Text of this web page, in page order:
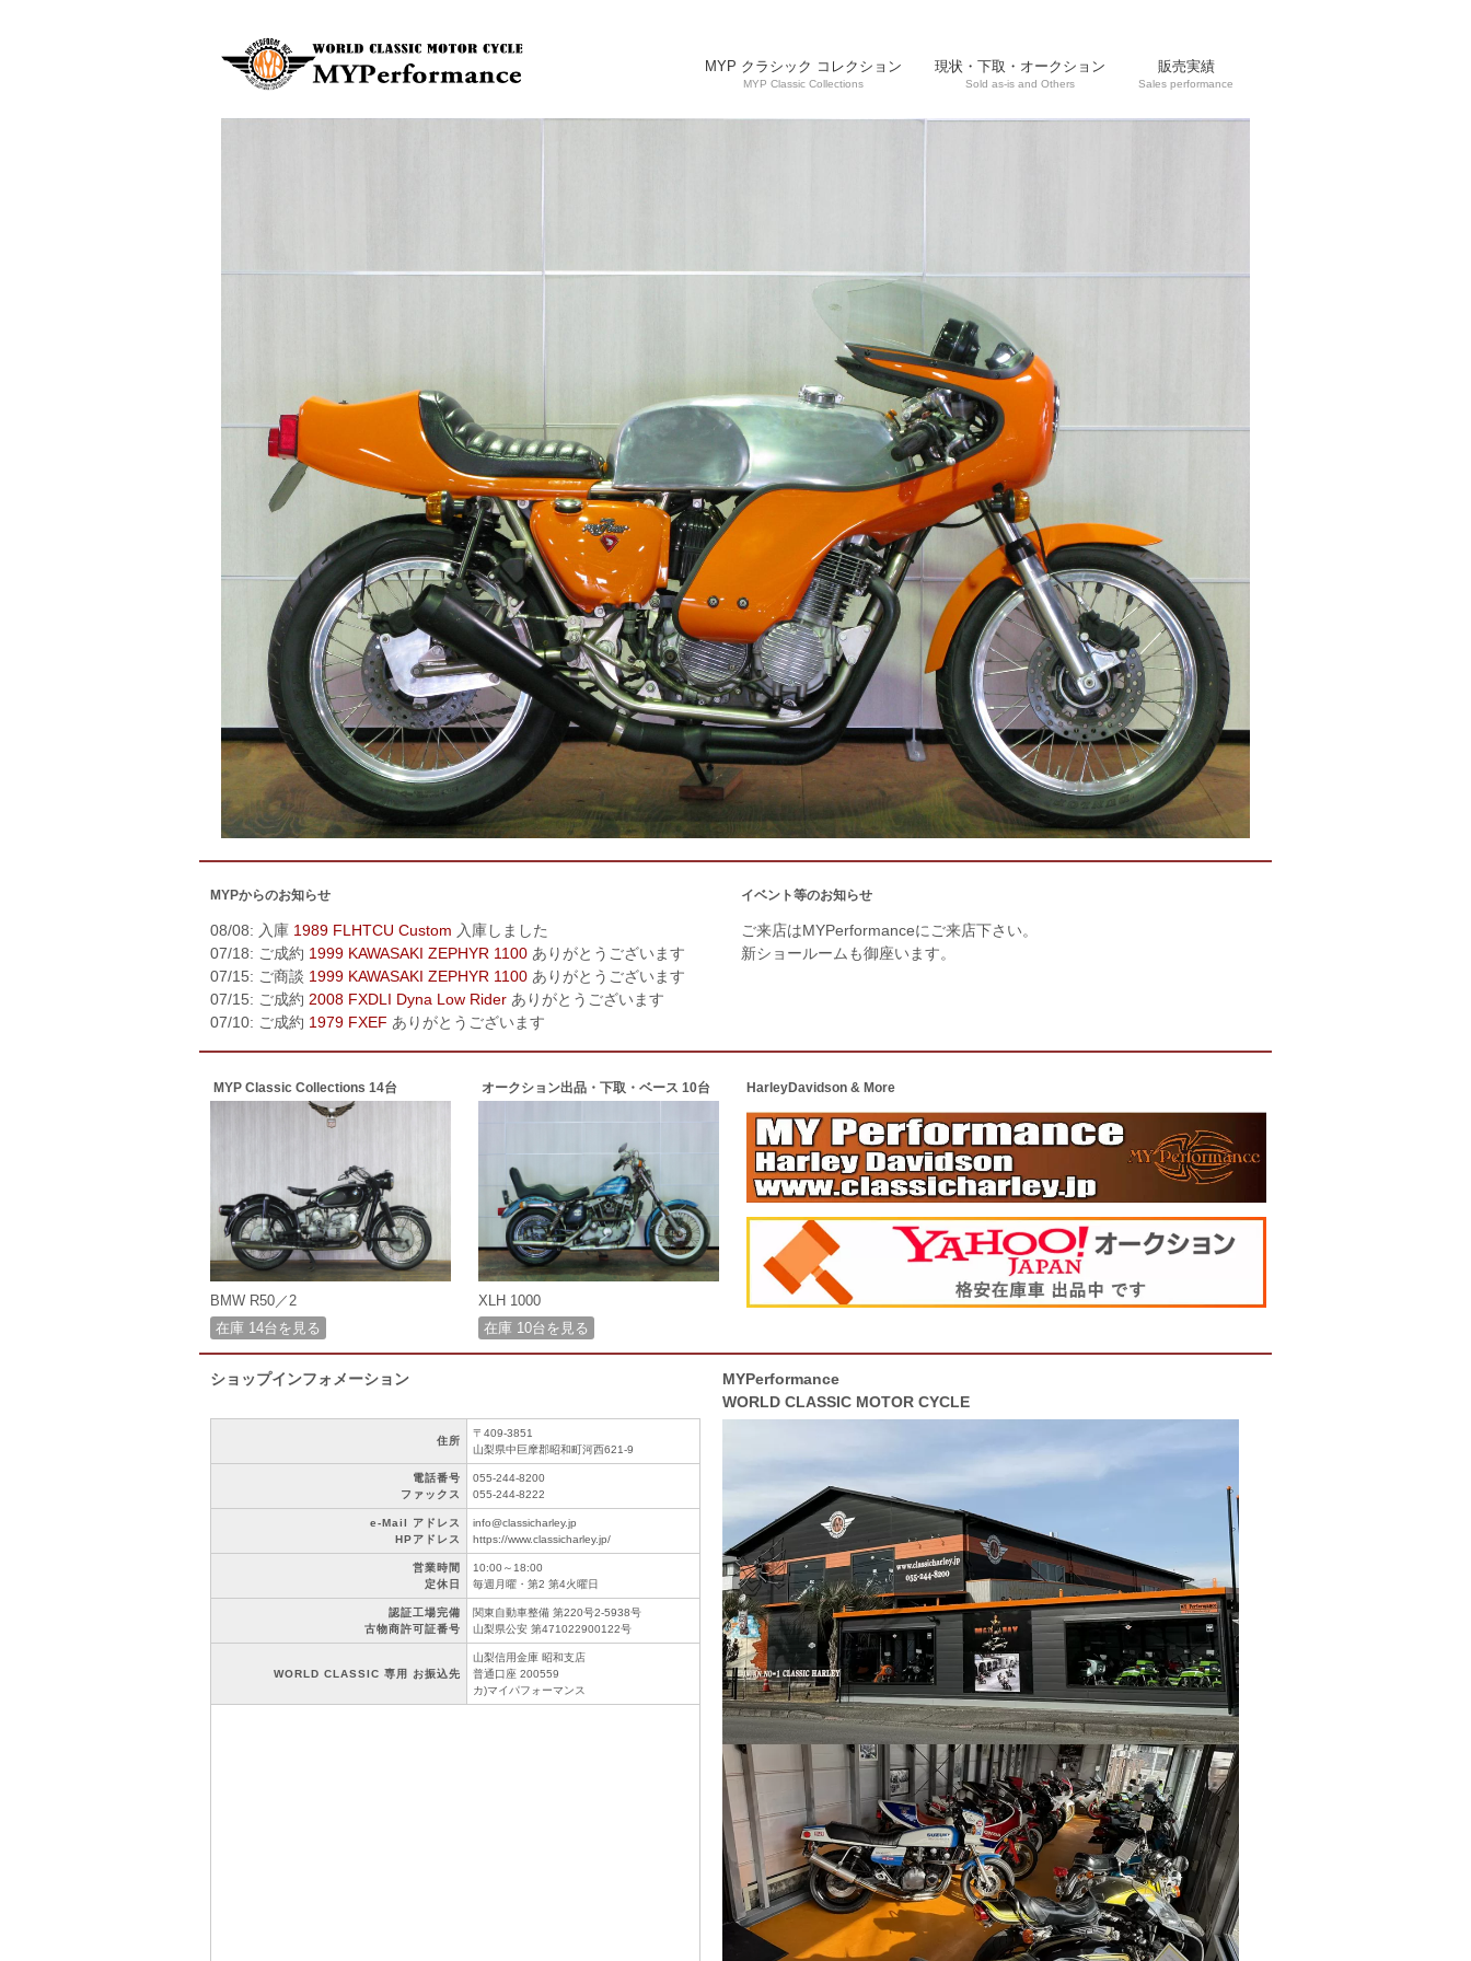
MYP クラシック コレクション
MYP Classic Collections
現状・下取・オークション
Sold as-is and Others
販売実績
Sales performance
MYPからのお知らせ
08/08: 入庫 1989 FLHTCU Custom 入庫しました
07/18: ご成約 1999 KAWASAKI ZEPHYR 1100 ありがとうございます
07/15: ご商談 1999 KAWASAKI ZEPHYR 1100 ありがとうございます
07/15: ご成約 2008 FXDLI Dyna Low Rider ありがとうございます
07/10: ご成約 1979 FXEF ありがとうございます
イベント等のお知らせ
ご来店はMYPerformanceにご来店下さい。
新ショールームも御座います。
MYP Classic Collections 14台
BMW R50／2
在庫 14台を見る
オークション出品・下取・ベース 10台
XLH 1000
在庫 10台を見る
HarleyDavidson & More
ショップインフォメーション
住所
〒409-3851
山梨県中巨摩郡昭和町河西621-9
電話番号
ファックス
055-244-8200
055-244-8222
e-Mail アドレス
HPアドレス
info@classicharley.jp
https://www.classicharley.jp/
営業時間
定休日
10:00～18:00
毎週月曜・第2 第4火曜日
認証工場完備
古物商許可証番号
関東自動車整備 第220号2-5938号
山梨県公安 第471022900122号
WORLD CLASSIC 専用 お振込先
山梨信用金庫 昭和支店
普通口座 200559
カ)マイパフォーマンス
MYPerformance
WORLD CLASSIC MOTOR CYCLE